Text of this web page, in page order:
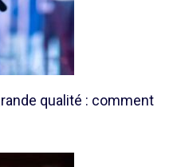
qualité : comment